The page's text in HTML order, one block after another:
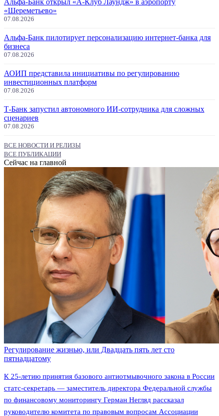
Альфа-Банк открыл «А-Клуб Лаундж» в аэропорту
«Шереметьево»
07.08.2026
Альфа-Банк пилотирует персонализацию интернет-банка для
бизнеса
07.08.2026
АОИП представила инициативы по регулированию
инвестиционных платформ
07.08.2026
Т-Банк запустил автономного ИИ-сотрудника для сложных
сценариев
07.08.2026
ВСЕ НОВОСТИ И РЕЛИЗЫ
ВСЕ ПУБЛИКАЦИИ
Сейчас на главной
Регулирование жизнью, или Двадцать пять лет сто
пятнадцатому
К 25-летию принятия базового антиотмывочного закона в России
статс-секретарь — заместитель директора Федеральной службы
по финансовому мониторингу Герман Негляд рассказал
руководителю комитета по правовым вопросам Ассоциации